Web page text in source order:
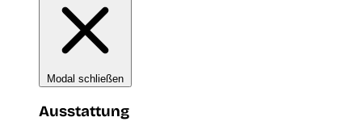
Modal schließen
Ausstattung